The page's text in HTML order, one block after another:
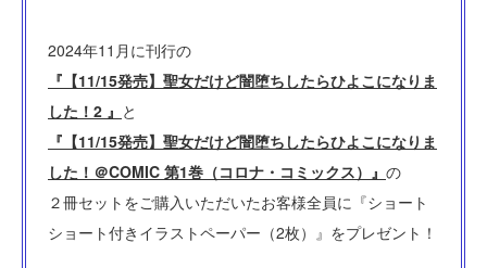
2024年11月に刊行の
『【11/15発売】聖女だけど闇堕ちしたらひよこになりま
した！2 』 と
『【11/15発売】聖女だけど闇堕ちしたらひよこになりま
した！＠COMIC 第1巻（コロナ・コミックス）』 の
２冊セットをご購入いただいたお客様全員に『ショート
ショート付きイラストペーパー（2枚）』をプレゼント！